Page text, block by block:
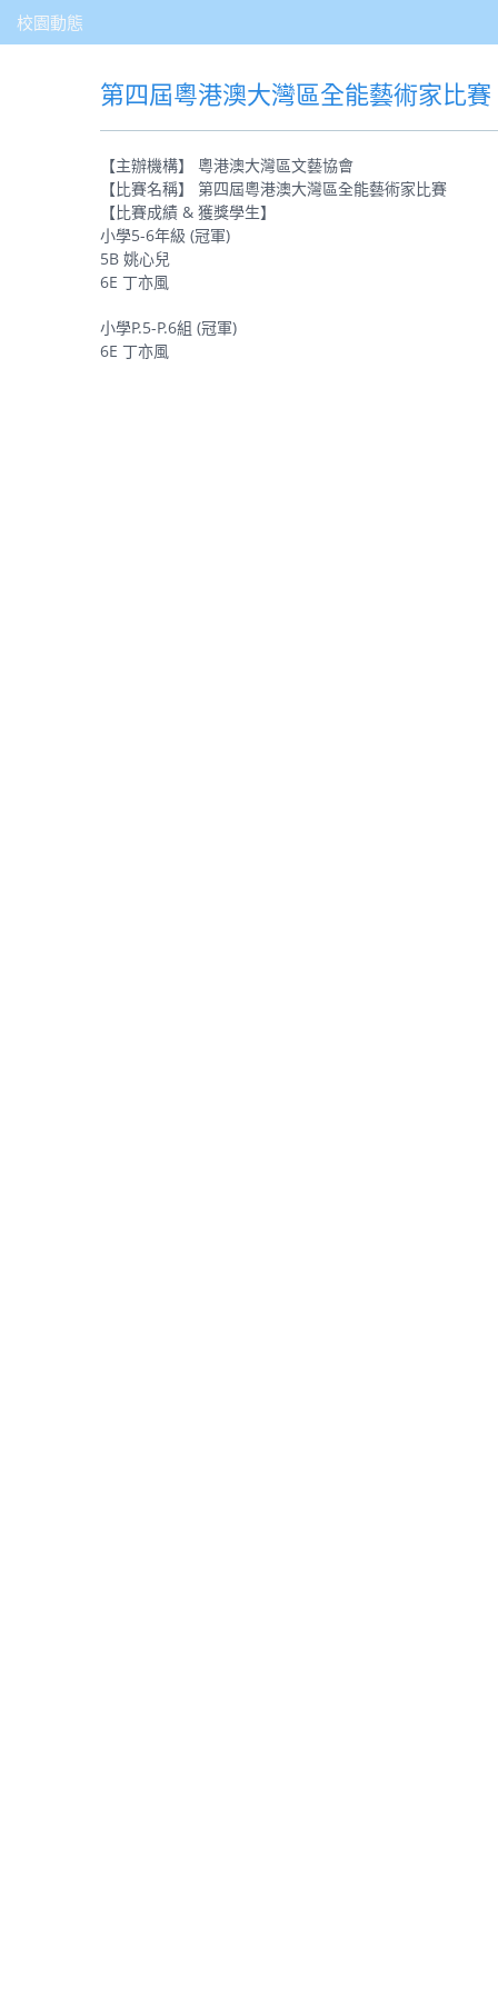
校園動態
第四屆粵港澳大灣區全能藝術家比賽
【主辦機構】 粵港澳大灣區文藝協會
【比賽名稱】 第四屆粵港澳大灣區全能藝術家比賽
【比賽成績 & 獲獎學生】
小學5-6年級 (冠軍)
5B 姚心兒
6E 丁亦風
小學P.5-P.6組 (冠軍)
6E 丁亦風